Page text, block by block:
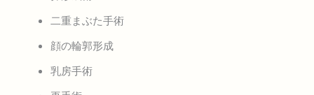
二重まぶた手術
顔の輪郭形成
乳房手術